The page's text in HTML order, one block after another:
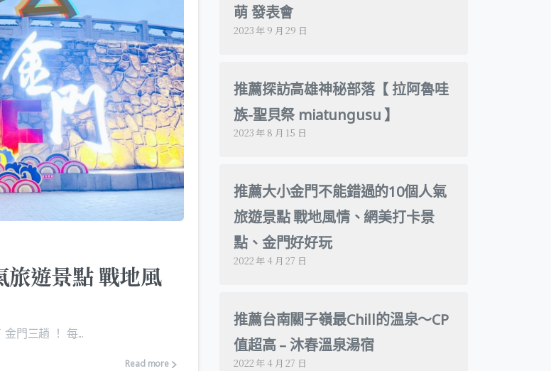
旅遊景點 戰地風
門三趟 ！ 每...
Read more
萌 發表會
2023 年 9 月 29 日
推薦探訪高雄神秘部落【 拉阿魯哇
族-聖貝祭 miatungusu 】
2023 年 8 月 15 日
推薦大小金門不能錯過的10個人氣
旅遊景點 戰地風情、網美打卡景
點、金門好好玩
2022 年 4 月 27 日
推薦台南關子嶺最Chill的溫泉～CP
值超高 – 沐春溫泉湯宿
2022 年 4 月 27 日